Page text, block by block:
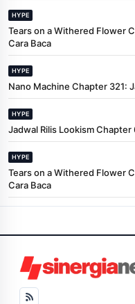
HYPE
Tears on a Withered Flower
Cara Baca
HYPE
Nano Machine Chapter 321:
HYPE
Jadwal Rilis Lookism Chapter
HYPE
Tears on a Withered Flower
Cara Baca